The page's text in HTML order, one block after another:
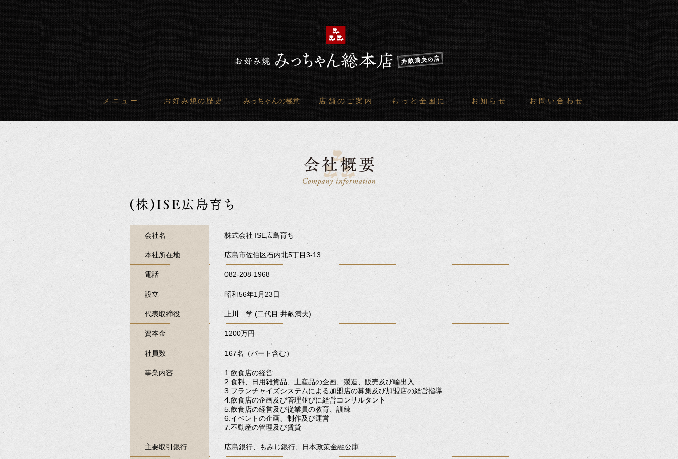
メニュー お好み焼の歴史 みっちゃんの極意 店舗のご案内 もっと全国に お知らせ お問い合わせ
会社名 株式会社 ISE広島育ち
本社所在地 広島市佐伯区石内北5丁目3-13
電話 082-208-1968
設立 昭和56年1月23日
代表取締役 上川 学 (二代目 井畝満夫)
資本金 1200万円
社員数 167名（パート含む）
事業内容
1.飲食店の経営
2.食料、日用雑貨品、土産品の企画、製造、販売及び輸出入
3.フランチャイズシステムによる加盟店の募集及び加盟店の経営指導
4.飲食店の企画及び管理並びに経営コンサルタント
5.飲食店の経営及び従業員の教育、訓練
6.イベントの企画、制作及び運営
7.不動産の管理及び賃貸
主要取引銀行 広島銀行、もみじ銀行、日本政策金融公庫